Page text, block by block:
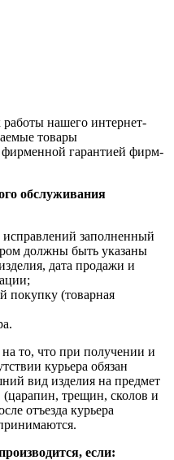
нашего интернет-
товары
гарантией фирм-
обслуживания
заполненный
должны быть указаны
дата продажи и
покупку (товарная
то, что при получении и
курьера обязан
вид изделия на предмет
(царапин, трещин, сколов и
отъезда курьера
если: